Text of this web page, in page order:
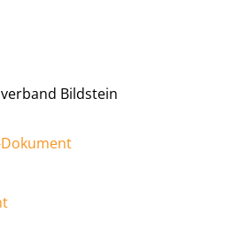
Bildstein
Dokument